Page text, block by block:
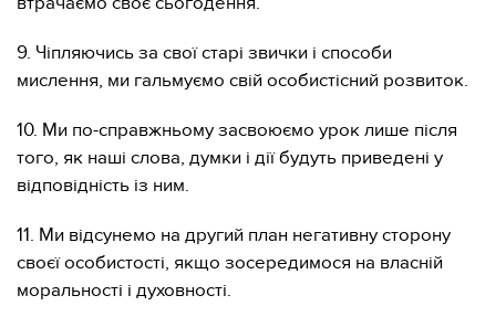
9. Чіпляючись за свої старі звички і способи
мислення, ми гальмуємо свій особистісний розвиток.
10. Ми по-справжньому засвоюємо урок лише після
того, як наші слова, думки і дії будуть приведені у
відповідність із ним.
11. Ми відсунемо на другий план негативну сторону
своєї особистості, якщо зосередимося на власній
моральності і духовності.